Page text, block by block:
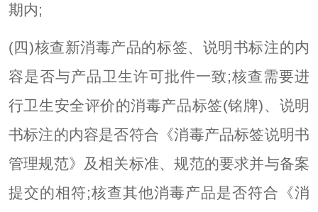
期内;
(四)核查新消毒产品的标签、说明书标注的内
容是否与产品卫生许可批件一致;核查需要进
行卫生安全评价的消毒产品标签(铭牌)、说明
书标注的内容是否符合《消毒产品标签说明书
管理规范》及相关标准、规范的要求并与备案
提交的相符;核查其他消毒产品是否符合《消